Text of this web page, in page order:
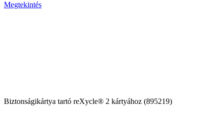
Megtekintés
Biztonságikártya tartó reXycle® 2 kártyához (895219)